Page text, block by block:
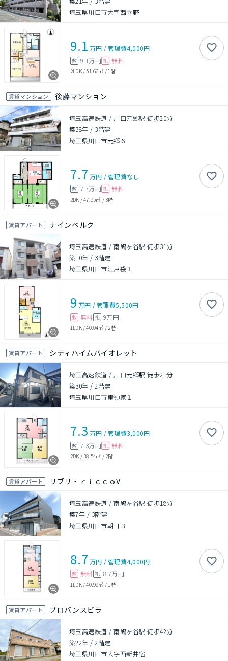
埼玉県川口市大字西立野
9.1 万円 /管理費4,000円
敷 9.1万円 礼 無料
2LDK/51.66㎡ / 1階
賃貸マンション 後藤マンション
埼玉高速鉄道 / 川口元郷駅 徒歩20分
築38年 / 3階建
埼玉県川口市元郷６
7.7 万円 /管理費なし
敷 7.7万円 礼 無料
2DK /47.95㎡ /3階
賃貸アパート ナインベルク
埼玉高速鉄道 / 南鳩ヶ谷駅 徒歩31分
築10年 / 3階建
埼玉県川口市江戸袋１
9 万円 /管理費5,500円
敷 無料 礼 9万円
1LDK/40.04㎡ / 2階
賃貸アパート シティハイムバイオレット
埼玉高速鉄道 / 川口元郷駅 徒歩21分
築30年 /2階建
埼玉県川口市東領家１
7.3 万円 /管理費3,000円
敷 7.3万円 礼 無料
2DK /38.54㎡ / 2階
賃貸アパート リブリ・ｒｉｃｃｏV
埼玉高速鉄道 / 南鳩ヶ谷駅 徒歩18分
築7年 / 3階建
埼玉県川口市朝日３
8.7 万円 /管理費4,000円
敷 無料 礼 8.7万円
1LDK/40.99㎡ / 1階
賃貸アパート プロバンスビラ
埼玉高速鉄道 / 南鳩ヶ谷駅 徒歩42分
築22年 /2階建
埼玉県川口市大字西新井宿